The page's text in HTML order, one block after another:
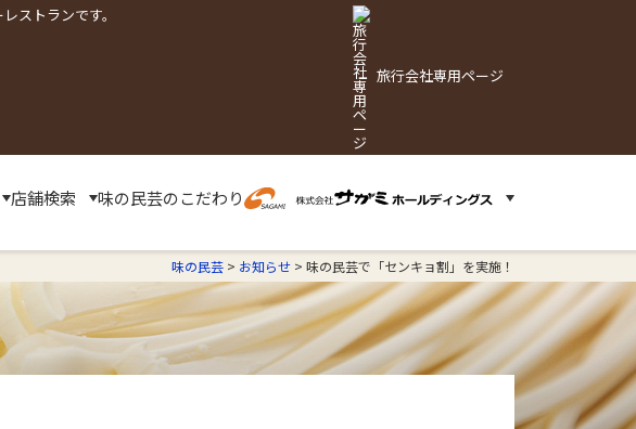
ストランです。
旅行会社専用ページ
店舗検索 味の民芸のこだわり
味の民芸 > お知らせ > 味の民芸で「センキョ割」を実施！